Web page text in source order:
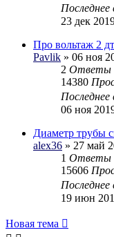
Последнее
23 дек
Про вольтаж 2
Pavlik » 06 ноя
2 Ответы
14380
Последнее
06 ноя
Диаметр трубы
alex36 » 27 май
1 Ответы
15606
Последнее
19 июн
Новая тема